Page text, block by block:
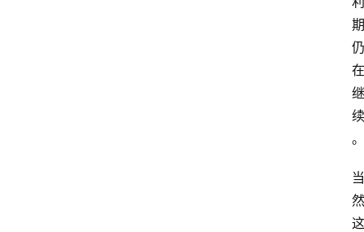
期
仍
在
继
续
。
当
然
这